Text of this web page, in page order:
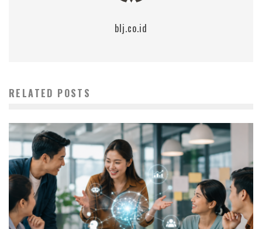
blj.co.id
RELATED POSTS